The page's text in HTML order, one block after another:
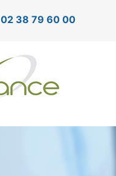
02 38 79 60 00